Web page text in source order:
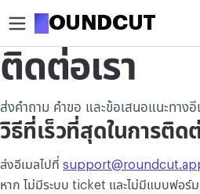
ROUNDCUT
ครอป
ครอบตัดรูป
ตัดรูปเป็นวงกลม
ปรับแต่ง
ติดต่อเรา
ส่งคำถาม คำขอ และข้อเสนอแนะทางอี
วิธีที่เร็วที่สุดในการติด
ส่งอีเมลไปที่
หาก ไม่มีระบบ ticket และไม่มีแบบฟอร์